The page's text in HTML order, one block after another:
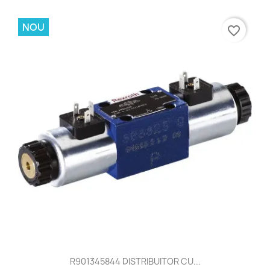
favorite_border